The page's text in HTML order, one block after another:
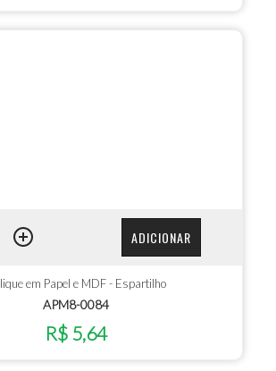
ADICIONAR
em Papel e MDF - Espartilho
APM8-0084
R$ 5,64